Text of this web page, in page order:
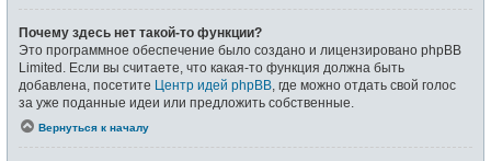
Почему здесь нет такой-то функции?
Это программное обеспечение было создано и лицензировано phpBB
Limited. Если вы считаете, что какая-то функция должна быть
добавлена, посетите Центр идей phpBB , где можно отдать свой голос
за уже поданные идеи или предложить собственные.
Вернуться к началу